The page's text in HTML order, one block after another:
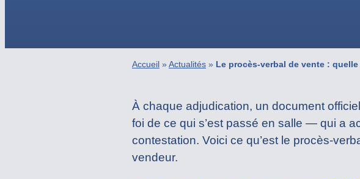
Accueil »Actualités » Le procès-verbal de vente :
À chaque adjudication, un document
foi de ce qui s’est passé en salle — qui a
contestation. Voici ce qu’est le procès-
vendeur.